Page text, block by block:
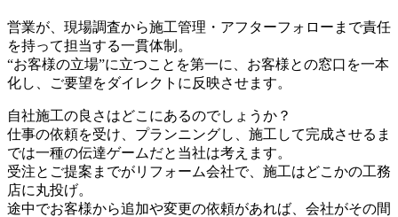
営業が、現場調査から施工管理・アフターフォローまで責任
を持って担当する一貫体制。
“お客様の立場”に立つことを第一に、お客様との窓口を一本
化し、ご要望をダイレクトに反映させます。
自社施工の良さはどこにあるのでしょうか？
仕事の依頼を受け、プランニングし、施工して完成させるま
では一種の伝達ゲームだと当社は考えます。
受注とご提案までがリフォーム会社で、施工はどこかの工務
店に丸投げ。
途中でお客様から追加や変更の依頼があれば、会社がその間